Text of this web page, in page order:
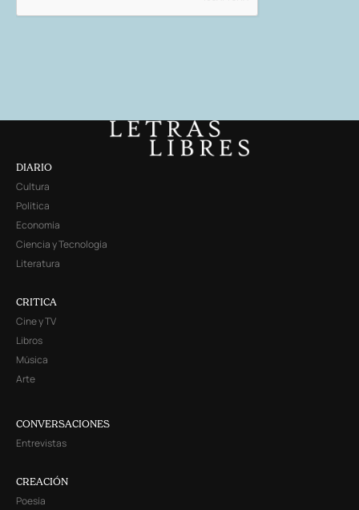
DIARIO
Cultura
Política
Economía
Ciencia y Tecnología
Literatura
CRITICA
Cine y TV
Libros
Música
Arte
CONVERSACIONES
Entrevistas
CREACIÓN
Poesía